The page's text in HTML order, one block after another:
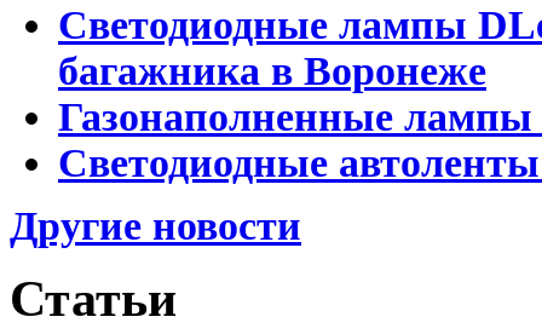
Светодиодные лампы
багажника в Воронеже
Газонаполненные
Светодиодные
Другие новости
Статьи